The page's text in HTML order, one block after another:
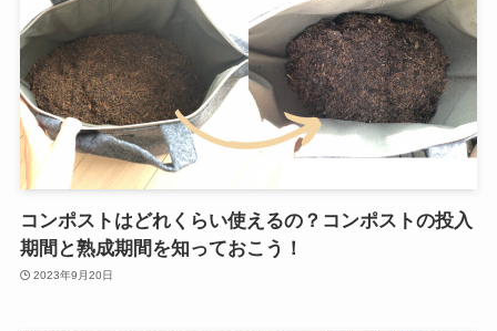
コンポストはどれくらい使えるの？コンポストの投入
期間と熟成期間を知っておこう！
2023年9月20日